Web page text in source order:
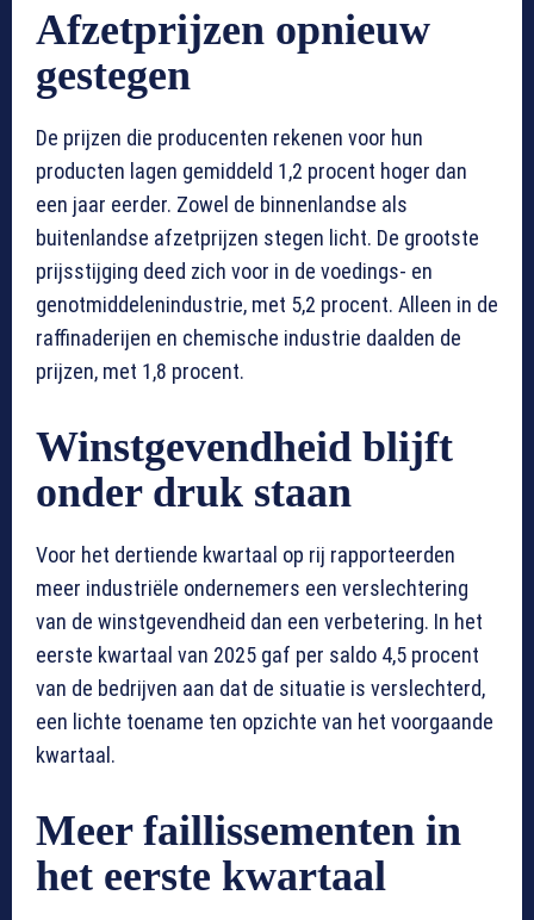
Afzetprijzen opnieuw
gestegen
De prijzen die producenten rekenen voor hun
producten lagen gemiddeld 1,2 procent hoger dan
een jaar eerder. Zowel de binnenlandse als
buitenlandse afzetprijzen stegen licht. De grootste
prijsstijging deed zich voor in de voedings- en
genotmiddelenindustrie, met 5,2 procent. Alleen in de
raffinaderijen en chemische industrie daalden de
prijzen, met 1,8 procent.
Winstgevendheid blijft
onder druk staan
Voor het dertiende kwartaal op rij rapporteerden
meer industriële ondernemers een verslechtering
van de winstgevendheid dan een verbetering. In het
eerste kwartaal van 2025 gaf per saldo 4,5 procent
van de bedrijven aan dat de situatie is verslechterd,
een lichte toename ten opzichte van het voorgaande
kwartaal.
Meer faillissementen in
het eerste kwartaal